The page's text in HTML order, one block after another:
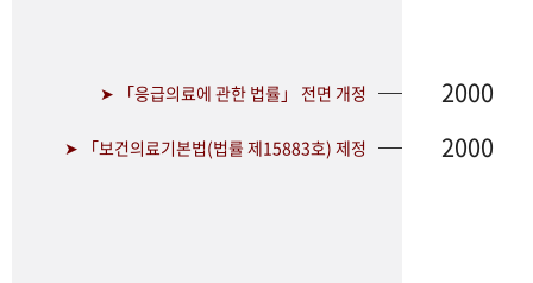
➤ 「응급의료에 관한 법률」 전면 개정 2000
➤ 「보건의료기본법(법률 제15883호) 제정 2000